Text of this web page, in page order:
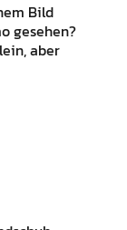
Bild
gesehen?
aber